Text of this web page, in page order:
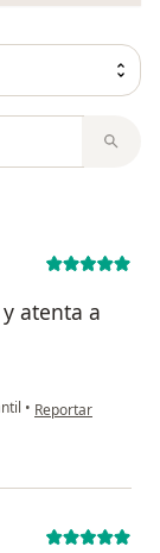
atenta a
• en opinión del
Reportar